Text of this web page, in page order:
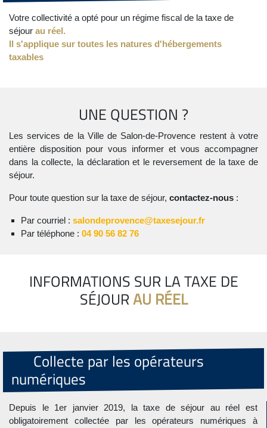
Votre collectivité a opté pour un régime fiscal de la taxe de
séjour au réel.
Il s'applique sur toutes les natures d'hébergements
taxables
UNE QUESTION ?
Les services de la Ville de Salon-de-Provence restent à votre
entière disposition pour vous informer et vous accompagner
dans la collecte, la déclaration et le reversement de la taxe de
séjour.
Pour toute question sur la taxe de séjour, contactez-nous :
Par courriel : salondeprovence@taxesejour.fr
Par téléphone : 04 90 56 82 76
INFORMATIONS SUR LA TAXE DE
SÉJOURAU RÉEL
Collecte par les opérateurs
numériques
Depuis le 1er janvier 2019, la taxe de séjour au réel est
obligatoirement collectée par les opérateurs numériques à